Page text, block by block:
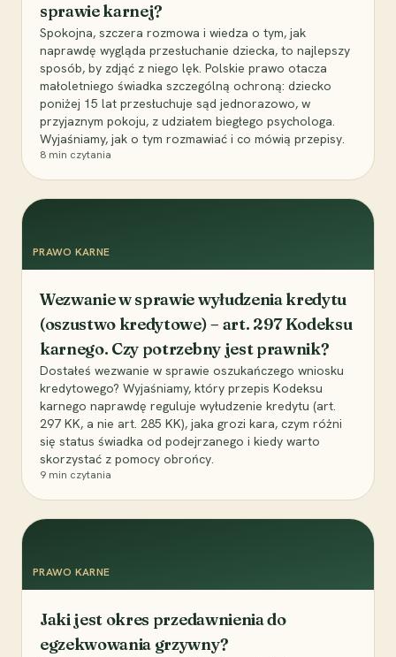
sprawie karnej?
Spokojna, szczera rozmowa i wiedza o tym, jak
naprawdę wygląda przesłuchanie dziecka, to najlepszy
sposób, by zdjąć z niego lęk. Polskie prawo otacza
małoletniego świadka szczególną ochroną: dziecko
poniżej 15 lat przesłuchuje sąd jednorazowo, w
przyjaznym pokoju, z udziałem biegłego psychologa.
Wyjaśniamy, jak o tym rozmawiać i co mówią przepisy.
8 min czytania
PRAWO KARNE
Wezwanie w sprawie wyłudzenia kredytu
(oszustwo kredytowe) – art. 297 Kodeksu
karnego. Czy potrzebny jest prawnik?
Dostałeś wezwanie w sprawie oszukańczego wniosku
kredytowego? Wyjaśniamy, który przepis Kodeksu
karnego naprawdę reguluje wyłudzenie kredytu (art.
297 KK, a nie art. 285 KK), jaka grozi kara, czym różni
się status świadka od podejrzanego i kiedy warto
skorzystać z pomocy obrońcy.
9 min czytania
PRAWO KARNE
Jaki jest okres przedawnienia do
egzekwowania grzywny?